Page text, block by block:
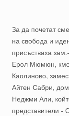
За да почетат
на свобода и
присъстваха
Ерол Мюмюн,
Каолиново,
Айтен Сабри,
Неджми Али,
представители